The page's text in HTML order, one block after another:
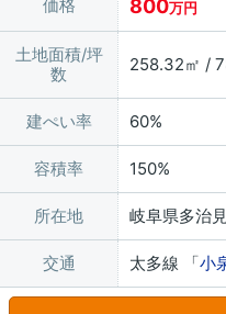
価格 800万円
土地面積/坪
数
258.32㎡ /
建ぺい率 60%
容積率 150%
所在地 岐阜県多治
交通 太多線 「小